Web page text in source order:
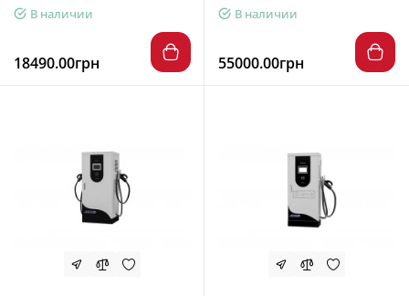
В наличии
18490.00грн
В наличии
55000.00грн